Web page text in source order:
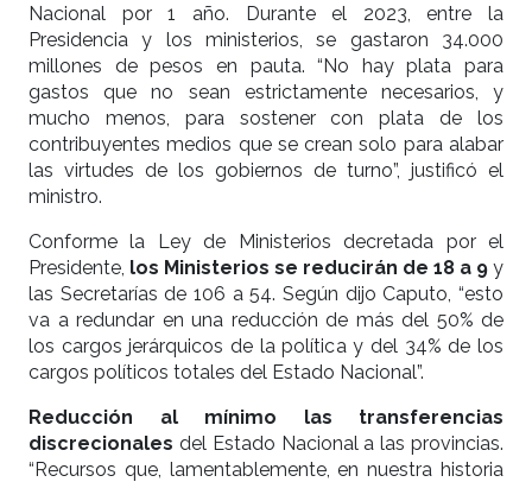
Nacional por 1 año. Durante el 2023, entre la
Presidencia y los ministerios, se gastaron 34.000
millones de pesos en pauta. “No hay plata para
gastos que no sean estrictamente necesarios, y
mucho menos, para sostener con plata de los
contribuyentes medios que se crean solo para alabar
las virtudes de los gobiernos de turno”, justificó el
ministro.
Conforme la Ley de Ministerios decretada por el
Presidente, los Ministerios se reducirán de 18 a 9 y
las Secretarías de 106 a 54. Según dijo Caputo, “esto
va a redundar en una reducción de más del 50% de
los cargos jerárquicos de la política y del 34% de los
cargos políticos totales del Estado Nacional”.
Reducción al mínimo las transferencias
discrecionales del Estado Nacional a las provincias.
“Recursos que, lamentablemente, en nuestra historia